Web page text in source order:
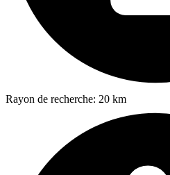
Rayon de recherche: 20 km